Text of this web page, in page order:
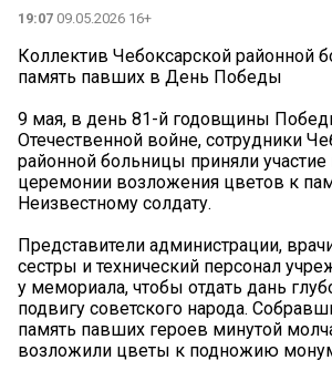
19:07 09.05.2026 16+
Коллектив Чебоксарской районной
память павших в День Победы
9 мая, в день 81-й годовщины
Отечественной войне, сотрудники
районной больницы приняли
церемонии возложения цветов к
Неизвестному солдату.
Представители администрации,
сестры и технический персонал
у мемориала, чтобы отдать дань
подвигу советского народа.
память павших героев минутой
возложили цветы к подножию